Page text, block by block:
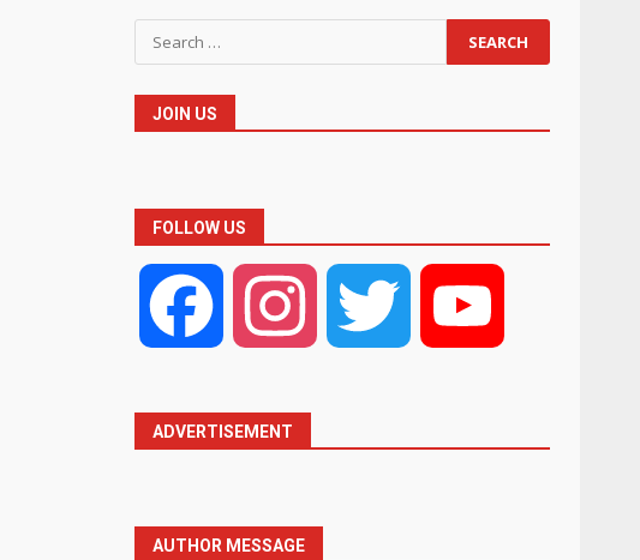
Search
for:
JOIN US
FOLLOW US
Facebook Instagram Twitter
ADVERTISEMENT
AUTHOR MESSAGE